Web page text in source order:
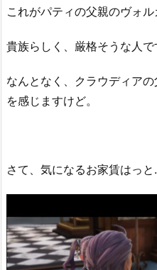
これがパティの父親のヴォル
貴族らしく、厳格そうな人で
なんとなく、クラウディア
を感じますけど。
さて、気になるお家賃はっ